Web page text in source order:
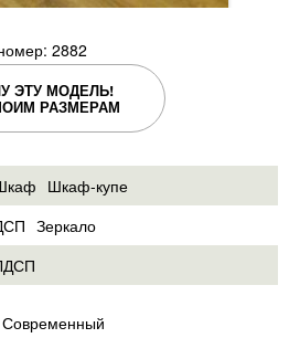
2882
ЭТУ МОДЕЛЬ!
РАЗМЕРАМ
Шкаф-купе
Зеркало
Современный